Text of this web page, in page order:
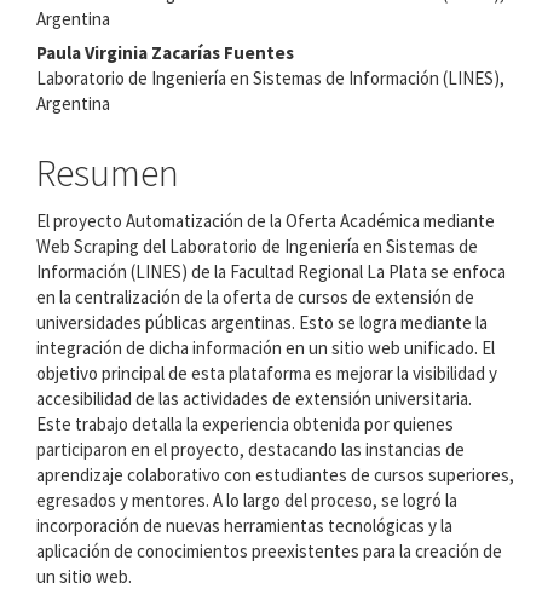
Argentina
Paula Virginia Zacarías Fuentes
Laboratorio de Ingeniería en Sistemas de Información (LINES),
Argentina
Resumen
El proyecto Automatización de la Oferta Académica mediante
Web Scraping del Laboratorio de Ingeniería en Sistemas de
Información (LINES) de la Facultad Regional La Plata se enfoca
en la centralización de la oferta de cursos de extensión de
universidades públicas argentinas. Esto se logra mediante la
integración de dicha información en un sitio web unificado. El
objetivo principal de esta plataforma es mejorar la visibilidad y
accesibilidad de las actividades de extensión universitaria.
Este trabajo detalla la experiencia obtenida por quienes
participaron en el proyecto, destacando las instancias de
aprendizaje colaborativo con estudiantes de cursos superiores,
egresados y mentores. A lo largo del proceso, se logró la
incorporación de nuevas herramientas tecnológicas y la
aplicación de conocimientos preexistentes para la creación de
un sitio web.